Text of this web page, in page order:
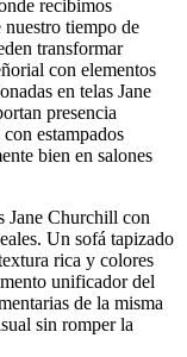
recibimos
nuestro tiempo de
transformar
con elementos
en telas Jane
presencia
estampados
bien en salones
Jane Churchill con
Un sofá tapizado
rica y colores
unificador del
de la misma
sin romper la